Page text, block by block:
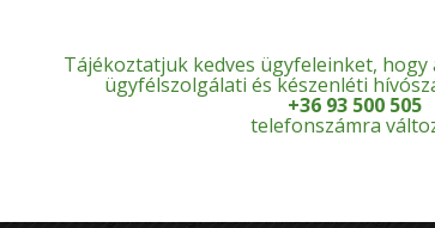
típusai
beérkező bejelentés.
amelyben a bejelentő azt állítja, hogy a
szolgáltatás vagy az alkalmazottaink vagy a
Tájékoztatjuk kedves ügyfeleinket, hogy
ügyfélszolgálati és készenléti
+36 93 500 505
telefonszámra